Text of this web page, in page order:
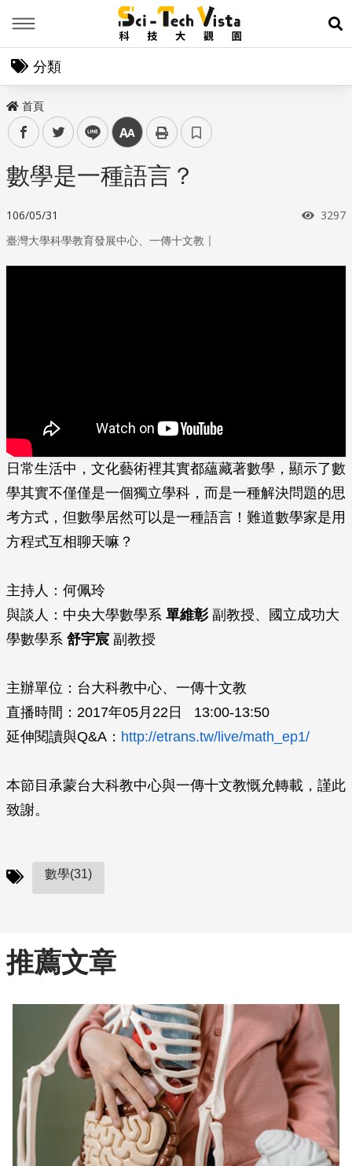
展
分類
首頁
facebooktwitter line 中
數學是一種語言？
106/05/31 瀏覽
3297
臺灣大學科學教育發展中心、一傳十文教 ｜
日常生活中，文化藝術裡其實都蘊藏著數學，顯示了數
學其實不僅僅是一個獨立學科，而是一種解決問題的思
考方式，但數學居然可以是一種語言！難道數學家是用
方程式互相聊天嘛？
主持人：何佩玲
與談人：中央大學數學系 單維彰副教授、國立成功大
學數學系 舒宇宸 副教授
主辦單位：台大科教中心、一傳十文教
直播時間：2017年05月22日 13:00-13:50
延伸閱讀與Q&A： http://etrans.tw/live/math_ep1/
本節目承蒙台大科教中心與一傳十文教慨允轉載，謹此
致謝。
數學(31)
推薦文章